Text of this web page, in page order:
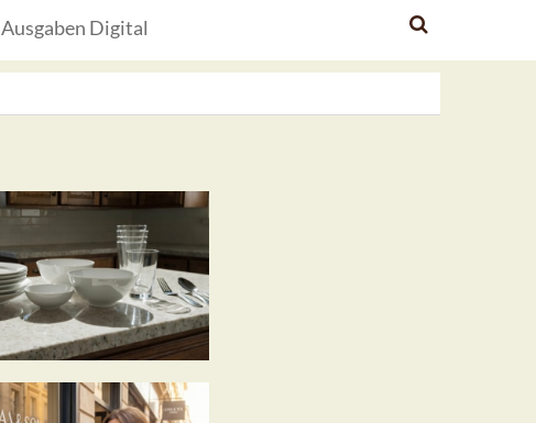
Ausgaben Digital